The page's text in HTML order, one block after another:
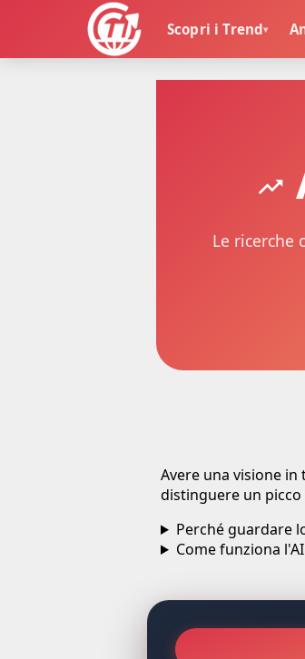
Scopri i Trend▾
Le ricerche
Avere una visione
distinguere un
Perché guardare
Come funziona